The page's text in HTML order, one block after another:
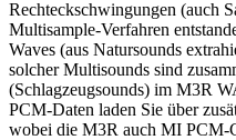
Rechteckschwingungen (auch
Multisample-Verfahren
Waves (aus Natursounds
solcher Multisounds sind
(Schlagzeugsounds) im M3R
PCM-Daten laden Sie über
wobei die M3R auch MI PCM-